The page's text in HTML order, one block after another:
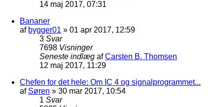
14 maj 2017, 07:31
Bananer
af bygger01 » 01 apr 2017, 12:59
3 Svar
7698 Visninger
Seneste indlæg afCarsten B. Thomsen
12 maj 2017, 11:29
Chefen for det hele: Om IC 4 og signalprogrammet...
af Søren » 30 mar 2017, 10:54
1 Svar